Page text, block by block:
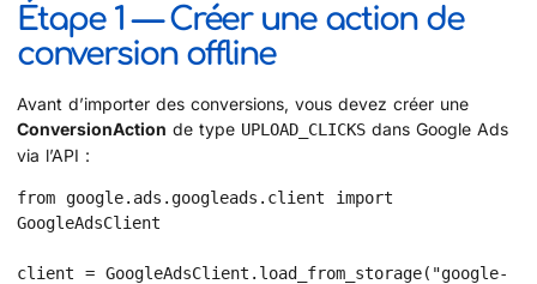
Étape 1 — Créer une action de
conversion offline
Avant d’importer des conversions, vous devez créer une
ConversionAction de type UPLOAD_CLICKS dans Google Ads
via l’API :
from google.ads.googleads.client import
GoogleAdsClient
client = GoogleAdsClient.load_from_storage("google-